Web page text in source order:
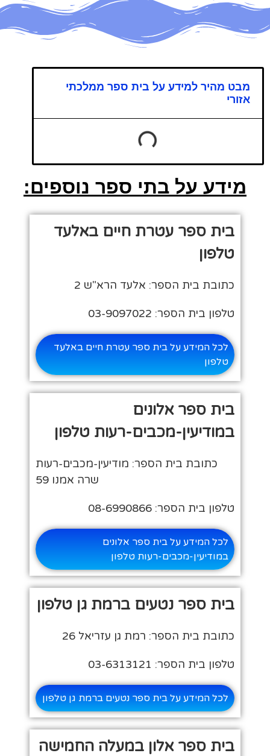
מבט מהיר למידע על בית ספר ממלכתי
אזורי
מידע על בתי ספר נוספים:
בית ספר עטרת חיים באלעד
טלפון
כתובת בית הספר: אלעד הרא"ש 2
טלפון בית הספר: 03-9097022
לכל המידע על בית ספר עטרת חיים באלעד
טלפון
בית ספר אלונים
במודיעין-מכבים-רעות טלפון
כתובת בית הספר: מודיעין-מכבים-רעות
שרה אמנו 59
טלפון בית הספר: 08-6990866
לכל המידע על בית ספר אלונים
במודיעין-מכבים-רעות טלפון
בית ספר נטעים ברמת גן טלפון
כתובת בית הספר: רמת גן עזריאל 26
טלפון בית הספר: 03-6313121
לכל המידע על בית ספר נטעים ברמת גן טלפון
בית ספר אלון במעלה החמישה